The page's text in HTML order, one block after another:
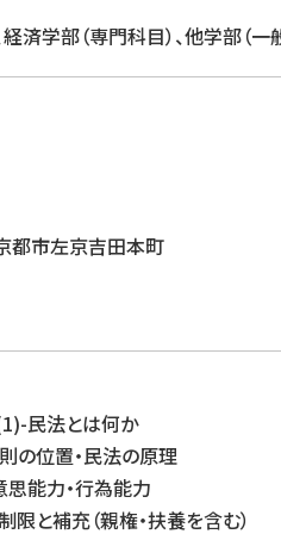
経済学部（専門科目）、他学部（一
都市左京吉田本町
民法とは何か
位置・民法の原理
能力・行為能力
補充（親権・扶養を含む）